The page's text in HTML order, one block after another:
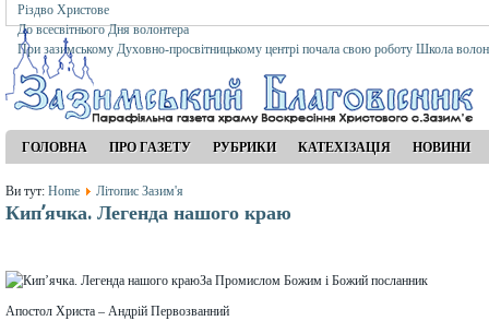
Різдво Христове
До всесвітнього Дня волонтера
При зазимському Духовно-просвітницькому центрі почала свою роботу Школа
ГОЛОВНА ПРО ГАЗЕТУ РУБРИКИ КАТЕХІЗАЦІЯ НОВИНИ
Ви тут: Home Літопис Зазим'я
Кип’ячка. Легенда нашого краю
За Промислом Божим і Божий посланник
Апостол Христа – Андрій Первозванний